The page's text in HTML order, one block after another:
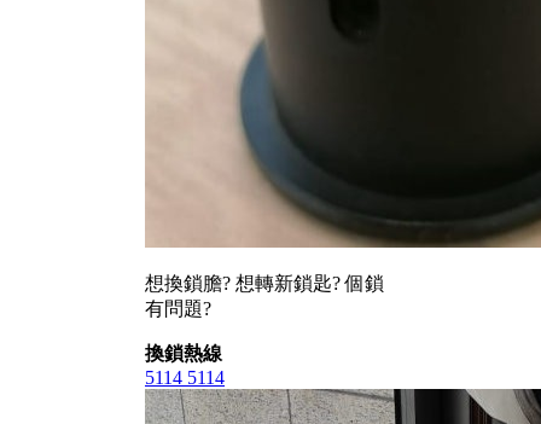
想換鎖膽? 想轉新鎖匙? 個鎖
有問題?
換鎖熱線
5114 5114